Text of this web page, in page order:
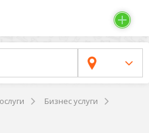
Бизнес услуги